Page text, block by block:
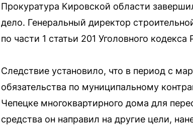
Прокуратура Кировской области
дело. Генеральный директор
по части 1 статьи 201 Уголовного кодекса
Следствие установило, что в период с
обязательства по муниципальному
Чепецке многоквартирного дома для
средства он направил на другие цели,